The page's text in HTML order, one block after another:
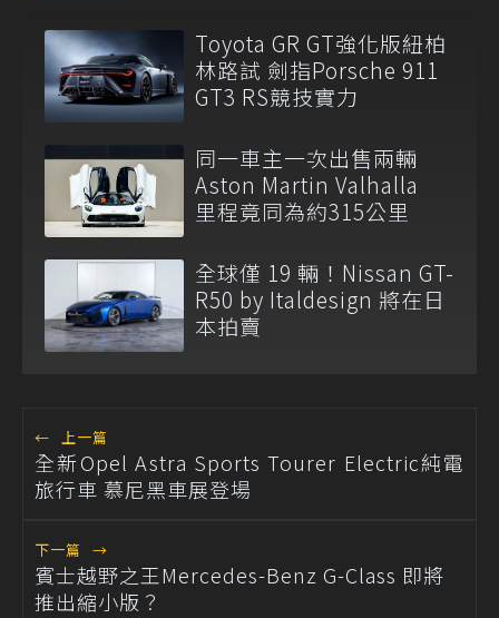
Toyota GR GT強化版紐柏
林路試 劍指Porsche 911
GT3 RS競技實力
同一車主一次出售兩輛
Aston Martin Valhalla
里程竟同為約315公里
全球僅 19 輛！Nissan GT-
R50 by Italdesign 將在日
本拍賣
← 上一篇
全新Opel Astra Sports Tourer Electric純電
旅行車 慕尼黑車展登場
下一篇 →
賓士越野之王Mercedes-Benz G-Class 即將
推出縮小版？